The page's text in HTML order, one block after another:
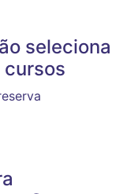
seleciona